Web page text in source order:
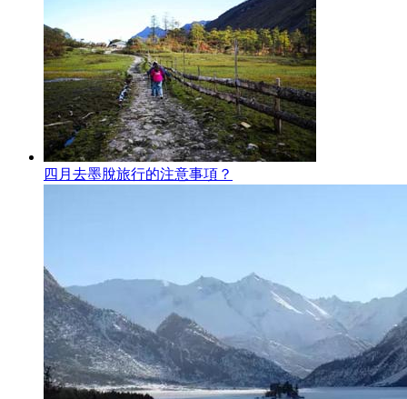
四月去墨脫旅行的注意事項？